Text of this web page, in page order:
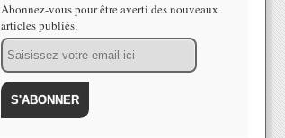
Abonnez-vous pour être averti des nouveaux
articles publiés.
Email